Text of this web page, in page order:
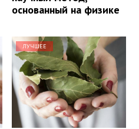
основанный на физике
ЛУЧШЕЕ